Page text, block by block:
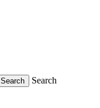
Search Search